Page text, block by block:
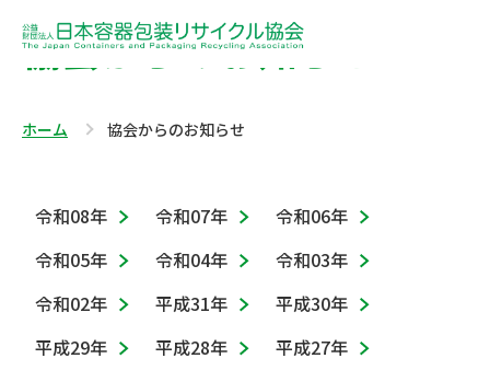
協会からのお知らせ
ホーム 協会からのお知らせ
令和08年 令和07年
令和06年
令和05年
令和04年
令和03年
令和02年
平成31年
平成30年
平成29年
平成28年
平成27年